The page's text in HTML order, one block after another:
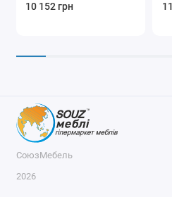
10 152 грн
СоюзМебель
2026